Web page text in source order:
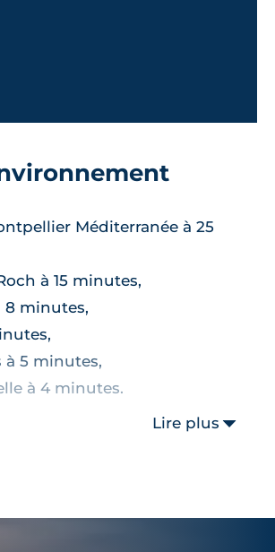
Méditerranée à 25
à 15 minutes,
8 minutes,
à 5 minutes,
à 4 minutes.
Lire plus